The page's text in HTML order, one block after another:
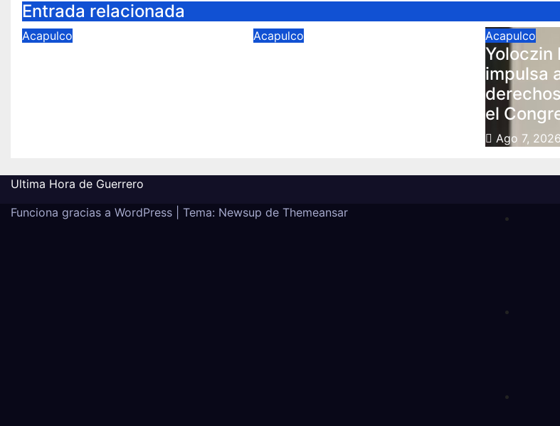
Entrada relacionada
Acapulco Acapulco Acapulco
Yoloczin
impulsa
el
Ago 7, 2026
Ultima Hora de Guerrero
Funciona gracias a WordPress
Tema: Newsup de Themeansar